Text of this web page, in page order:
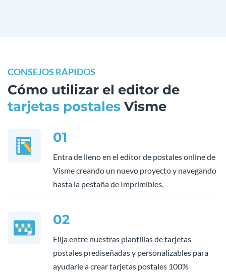
CONSEJOS RÁPIDOS
Cómo utilizar el editor de
tarjetas postales Visme
01
Entra de lleno en el editor de postales online de
Visme creando un nuevo proyecto y navegando
hasta la pestaña de Imprimibles.
02
Elija entre nuestras plantillas de tarjetas
postales prediseñadas y personalizables para
ayudarle a crear tarjetas postales 100%